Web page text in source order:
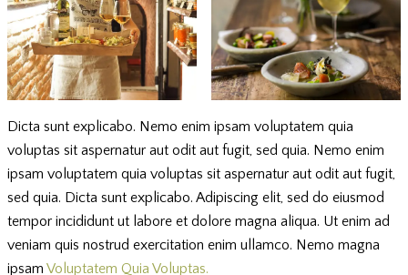
Dicta sunt explicabo. Nemo enim ipsam voluptatem quia
voluptas sit aspernatur aut odit aut fugit, sed quia. Nemo enim
ipsam voluptatem quia voluptas sit aspernatur aut odit aut fugit,
sed quia. Dicta sunt explicabo. Adipiscing elit, sed do eiusmod
tempor incididunt ut labore et dolore magna aliqua. Ut enim ad
veniam quis nostrud exercitation enim ullamco. Nemo magna
ipsam Voluptatem Quia Voluptas.